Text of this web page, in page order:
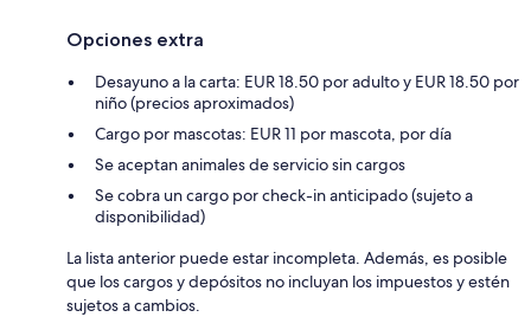
Opciones extra
Desayuno a la carta: EUR 18.50 por adulto y EUR 18.50 por
niño (precios aproximados)
Cargo por mascotas: EUR 11 por mascota, por día
Se aceptan animales de servicio sin cargos
Se cobra un cargo por check-in anticipado (sujeto a
disponibilidad)
La lista anterior puede estar incompleta. Además, es posible
que los cargos y depósitos no incluyan los impuestos y estén
sujetos a cambios.